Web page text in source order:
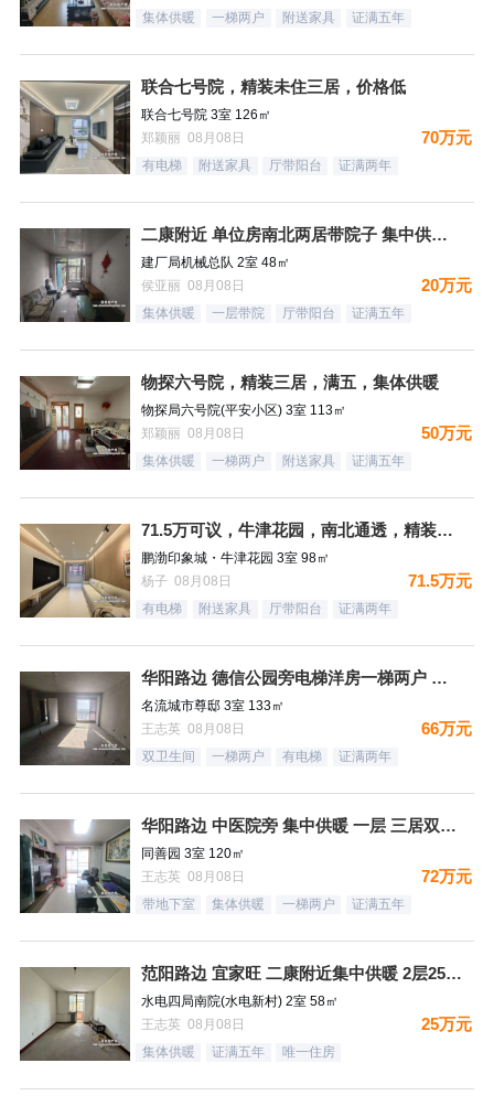
集体供暖 一梯两户 附送家具 证满五年
联合七号院，精装未住三居，价格低
联合七号院 3室 126㎡
郑颖丽 08月08日
70万元
有电梯 附送家具 厅带阳台 证满两年
二康附近 单位房南北两居带院子 集中供暖税费低
建厂局机械总队 2室 48㎡
侯亚丽 08月08日
20万元
集体供暖 一层带院 厅带阳台 证满五年
物探六号院，精装三居，满五，集体供暖
物探局六号院(平安小区) 3室 113㎡
郑颖丽 08月08日
50万元
集体供暖 一梯两户 附送家具 证满五年
71.5万可议，牛津花园，南北通透，精装未住三居，装修太哇塞
鹏渤印象城・牛津花园 3室 98㎡
杨子 08月08日
71.5万元
有电梯 附送家具 厅带阳台 证满两年
华阳路边 德信公园旁电梯洋房一梯两户 三居双卫 66万！
名流城市尊邸 3室 133㎡
王志英 08月08日
66万元
双卫生间 一梯两户 有电梯 证满两年
华阳路边 中医院旁 集中供暖 一层 三居双卫72万
同善园 3室 120㎡
王志英 08月08日
72万元
带地下室 集体供暖 一梯两户 证满五年
范阳路边 宜家旺 二康附近集中供暖 2层25万！
水电四局南院(水电新村) 2室 58㎡
王志英 08月08日
25万元
集体供暖 证满五年 唯一住房